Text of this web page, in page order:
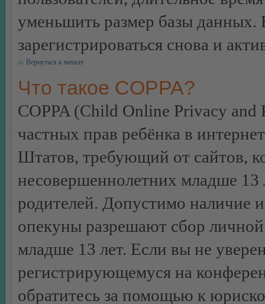
уменьшить размер базы данных.
зарегистрироваться снова и
Вернуться к началу
Что такое COPPA?
COPPA (Child Online Privacy
частных прав ребёнка в
Штатов, требующий от сайтов,
несовершеннолетних младше 13
родителей. Допустимо наличие
опекуны разрешают сбор
младше 13 лет. Если вы не
регистрирующемуся на
обратитесь за помощью к